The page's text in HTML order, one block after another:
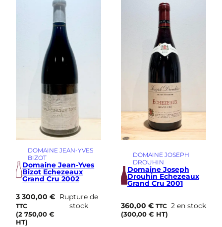
DOMAINE JEAN-YVES
BIZOT
Domaine Jean-Yves
Bizot Echezeaux
Grand Cru 2002
3 300,00€
TTC
(2 750,00€
HT)
Rupture de
stock
DOMAINE JOSEPH
DROUHIN
Domaine Joseph
Drouhin Echezeaux
Grand Cru 2001
360,00 € TTC
(300,00 €HT)
2 en stock